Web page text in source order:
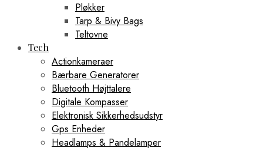
Pløkker
Tarp & Bivy Bags
Teltovne
Tech
Actionkameraer
Bærbare Generatorer
Bluetooth Højttalere
Digitale Kompasser
Elektronisk Sikkerhedsudstyr
Gps Enheder
Headlamps & Pandelamper